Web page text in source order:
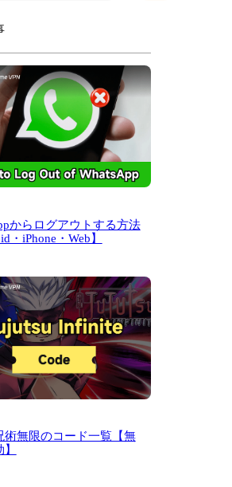
からログアウトする方法
・iPhone・Web】
術無限のコード一覧【無